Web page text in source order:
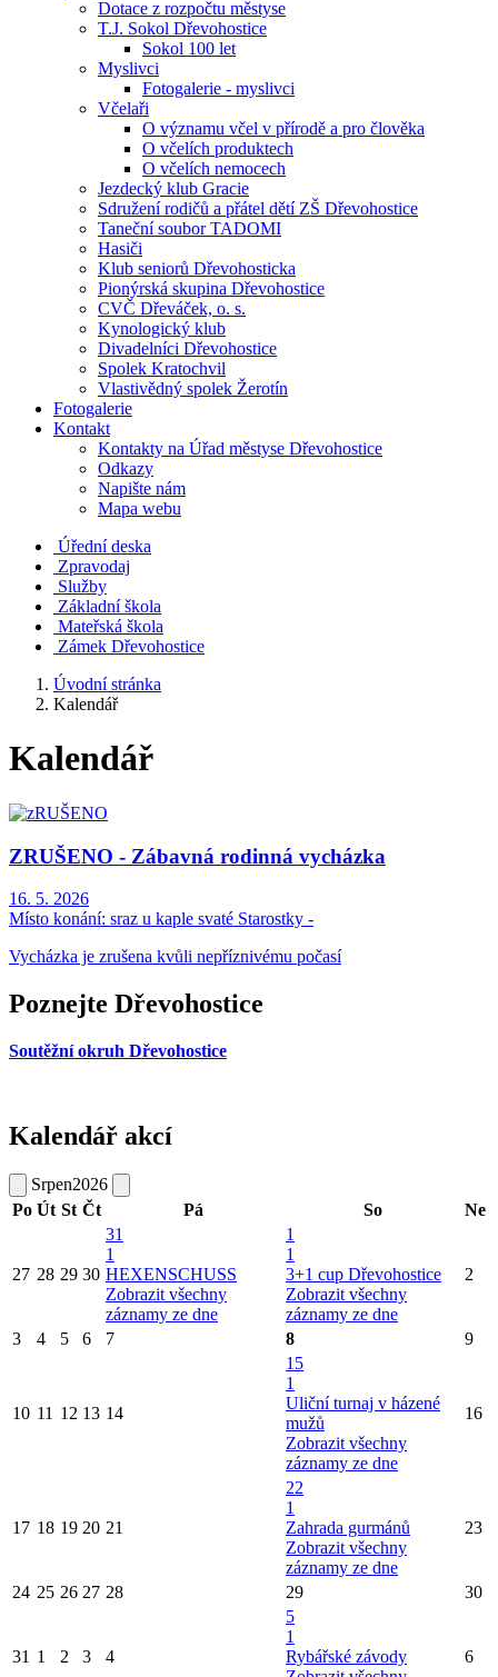
Dotace z rozpočtu městyse
T.J. Sokol Dřevohostice
Sokol 100 let
Myslivci
Fotogalerie - myslivci
Včelaři
O významu včel v přírodě a pro člověka
O včelích produktech
O včelích nemocech
Jezdecký klub Gracie
Sdružení rodičů a přátel dětí ZŠ Dřevohostice
Taneční soubor TADOMI
Hasiči
Klub seniorů Dřevohosticka
Pionýrská skupina Dřevohostice
CVČ Dřeváček, o. s.
Kynologický klub
Divadelníci Dřevohostice
Spolek Kratochvil
Vlastivědný spolek Žerotín
Fotogalerie
Kontakt
Kontakty na Úřad městyse Dřevohostice
Odkazy
Napište nám
Mapa webu
Úřední deska
Zpravodaj
Služby
Základní škola
Mateřská škola
Zámek Dřevohostice
Úvodní stránka
Kalendář
Kalendář
ZRUŠENO - Zábavná rodinná vycházka
16. 5. 2026
Místo konání: sraz u kaple svaté Starostky -
Vycházka je zrušena kvůli nepříznivému počasí
Poznejte Dřevohostice
Soutěžní okruh Dřevohostice
Kalendář akcí
Srpen2026
Po Út St Čt Pá So Ne
27 28 29 30
31
1
HEXENSCHUSS
Zobrazit všechny
záznamy ze dne
1
1
3+1 cup Dřevohostice
Zobrazit všechny
záznamy ze dne
2
3 4 5 6 7 8 9
10 11 12 13 14
15
1
Uliční turnaj v házené
mužů
Zobrazit všechny
záznamy ze dne
16
17 18 19 20 21
22
1
Zahrada gurmánů
Zobrazit všechny
záznamy ze dne
23
24 25 26 27 28 29 30
31 1 2 3 4
5
1
Rybářské závody
6